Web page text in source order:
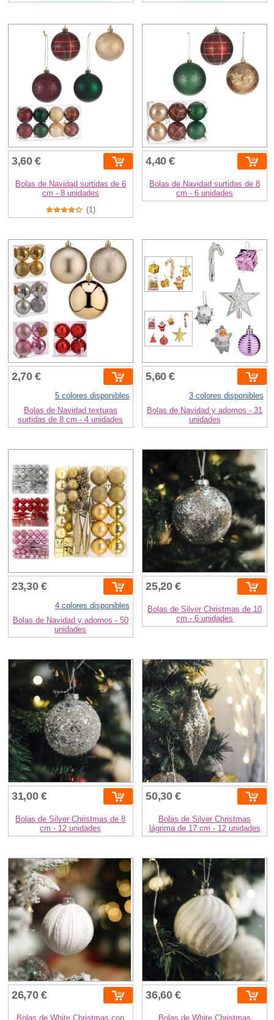
3,60 €
Bolas de Navidad surtidas de 6
cm - 8 unidades
(1)
4,40 €
Bolas de Navidad surtidas de 8
cm - 6 unidades
2,70 €
5 colores disponibles
Bolas de Navidad texturas
surtidas de 8 cm - 4 unidades
5,60 €
3 colores disponibles
Bolas de Navidad y adornos - 31
unidades
23,30 €
4 colores disponibles
Bolas de Navidad y adornos - 50
unidades
25,20 €
Bolas de Silver Christmas de 10
cm - 6 unidades
31,00 €
Bolas de Silver Christmas de 8
cm - 12 unidades
50,30 €
Bolas de Silver Christmas
lágrima de 17 cm - 12 unidades
26,70 €
Bolas de White Christmas con
36,60 €
Bolas de White Christmas